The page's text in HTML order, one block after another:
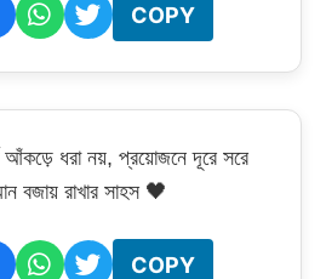
COPY
আঁকড়ে ধরা নয়, প্রয়োজনে দূরে সরে
বজায় রাখার সাহস 🖤
COPY